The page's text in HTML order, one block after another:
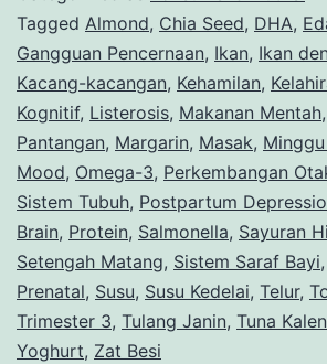
Tagged Almond, Chia Seed, DHA,
Gangguan Pencernaan, Ikan, Ikan
Kacang-kacangan, Kehamilan,
Kognitif, Listerosis, Makanan Mentah,
Pantangan, Margarin, Masak, Minggu
Mood, Omega-3, Perkembangan
Sistem Tubuh, Postpartum
Brain, Protein, Salmonella, Sayuran
Setengah Matang, Sistem Saraf Bayi,
Prenatal, Susu, Susu Kedelai, Telur,
Trimester 3, Tulang Janin, Tuna
Yoghurt, Zat Besi